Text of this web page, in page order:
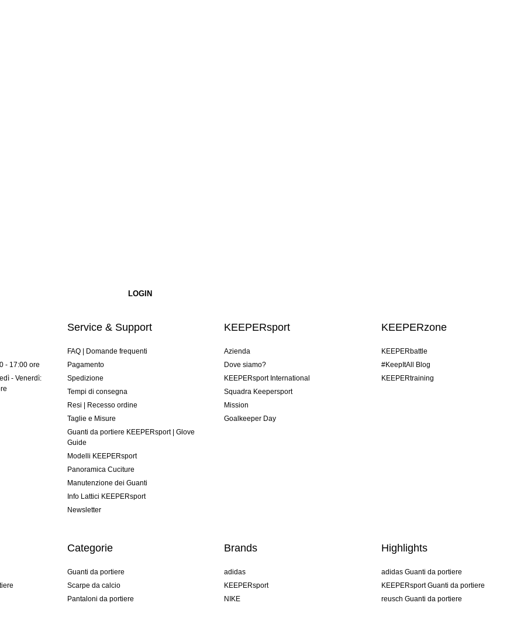
- 17:00 ore
- Venerdì:
Service & Support
FAQ | Domande frequenti
Pagamento
Spedizione
Tempi di consegna
Resi | Recesso ordine
Taglie e Misure
Guanti da portiere KEEPERsport | Glove
Guide
Modelli KEEPERsport
Panoramica Cuciture
Manutenzione dei Guanti
Info Lattici KEEPERsport
Newsletter
KEEPERsport
Azienda
Dove siamo?
KEEPERsport International
Squadra Keepersport
Mission
Goalkeeper Day
KEEPERzone
KEEPERbattle
#KeepItAll Blog
KEEPERtraining
Categorie
Guanti da portiere
Scarpe da calcio
Pantaloni da portiere
Brands
adidas
KEEPERsport
NIKE
Highlights
adidas Guanti da portiere
KEEPERsport Guanti da portiere
reusch Guanti da portiere